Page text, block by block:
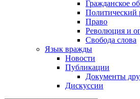
Гражданское
Политический
Право
Революция и
Свобода слова
Язык вражды
Новости
Публикации
Документы
Дискуссии